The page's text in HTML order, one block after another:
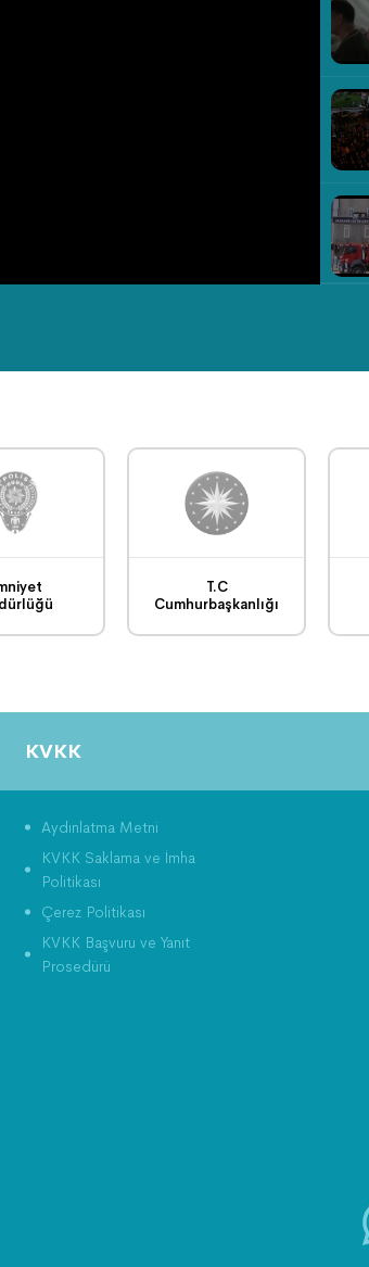
T.C
Cumhurbaşkanlığı
KVKK
Aydınlatma Metni
KVKK Saklama ve İmha
Politikası
Çerez Politikası
KVKK Başvuru ve Yanıt
Prosedürü